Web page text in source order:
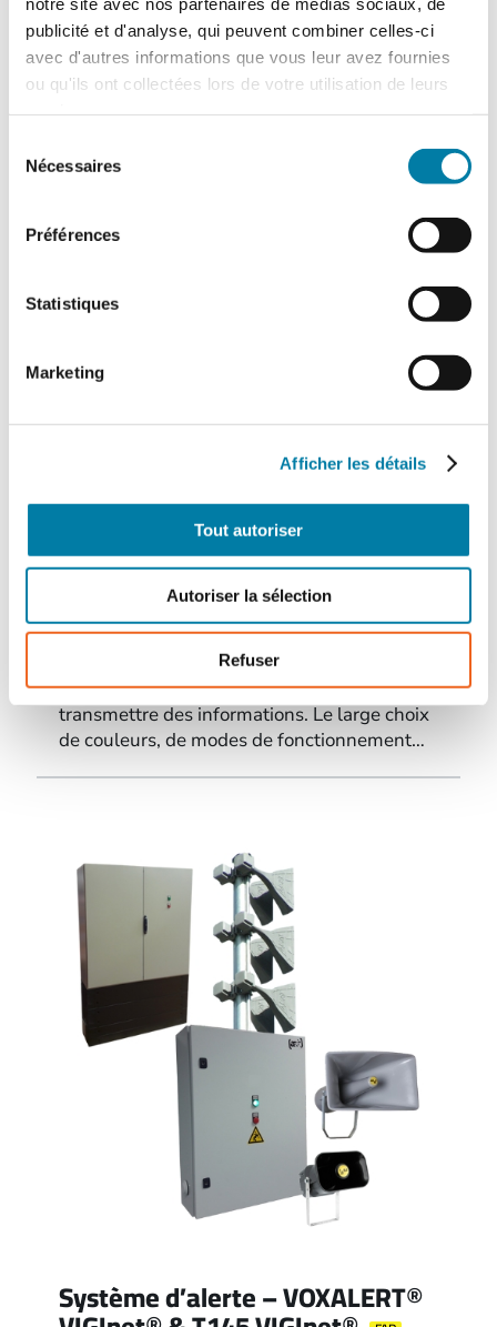
publicité et d'analyse, qui peuvent combiner celles-ci
avec d'autres informations que vous leur avez fournies
ou qu'ils ont collectées lors de votre utilisation de leurs
Nécessaires
Préférences
Statistiques
Marketing
Afficher les détails
Tout autoriser
Autoriser la sélection
Refuser
AXIMA SECURITE INCENDIE
9 avril 2024
Feux d’alerte et de signalisation
PBV2
offrant une diffusion de la lumière à 360°.
Disponibles en version LED ou xénon, les
feux PBV2 permettent d'alerter ou de
transmettre des informations. Le large choix
de couleurs, de modes de fonctionnement…
Système d’alerte – VOXALERT®